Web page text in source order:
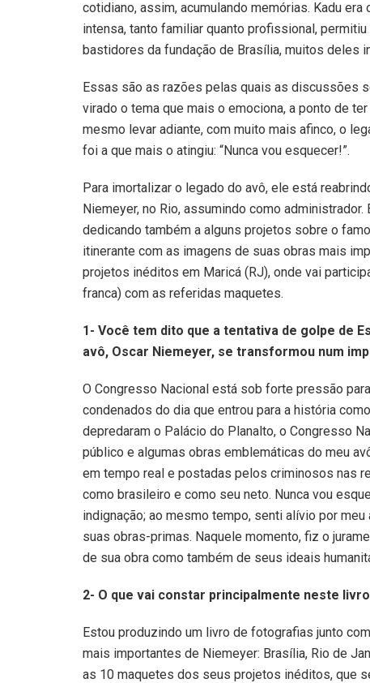
cotidiano, assim, acumulando memórias. Kadu
intensa, tanto familiar quanto profissional,
bastidores da fundação de Brasília, muitos deles
Essas são as razões pelas quais as discussões
virado o tema que mais o emociona, a ponto de
mesmo levar adiante, com muito mais afinco, o
foi a que mais o atingiu: “Nunca vou esquecer!”.
Para imortalizar o legado do avô, ele está
Niemeyer, no Rio, assumindo como
dedicando também a alguns projetos sobre o
itinerante com as imagens de suas obras mais
projetos inéditos em Maricá (RJ), onde vai
franca) com as referidas maquetes.
1- Você tem dito que a tentativa de golpe de
avô, Oscar Niemeyer, se transformou num
O Congresso Nacional está sob forte pressão
condenados do dia que entrou para a história
depredaram o Palácio do Planalto, o Congresso
público e algumas obras emblemáticas do meu
em tempo real e postadas pelos criminosos nas
como brasileiro e como seu neto. Nunca vou
indignação; ao mesmo tempo, senti alívio por
suas obras-primas. Naquele momento, fiz o
de sua obra como também de seus ideais
2- O que vai constar principalmente neste
Estou produzindo um livro de fotografias junto
mais importantes de Niemeyer: Brasília, Rio de
as 10 maquetes dos seus projetos inéditos, que